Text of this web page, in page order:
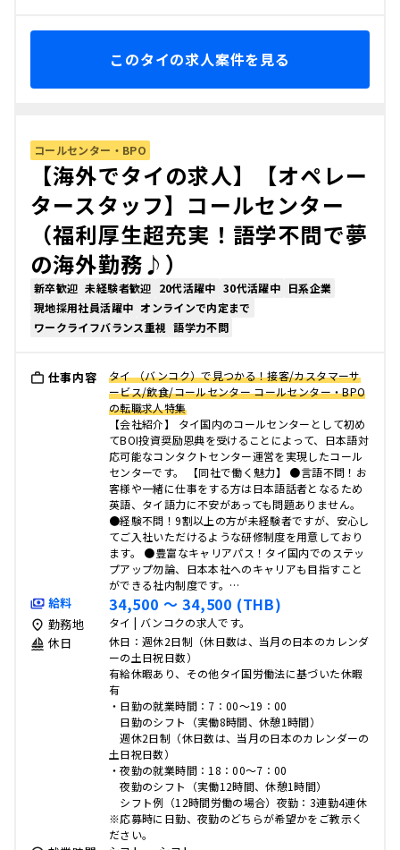
このタイの求人案件を見る
コールセンター・BPO
【海外でタイの求人】【オペレー
タースタッフ】コールセンター
（福利厚生超充実！語学不問で夢
の海外勤務♪）
新卒歓迎 未経験者歓迎 20代活躍中 30代活躍中 日系企業
現地採用社員活躍中 オンラインで内定まで
ワークライフバランス重視 語学力不問
仕事内容
タイ （バンコク）で見つかる！接客/カスタマーサ
ービス/飲食/コールセンター コールセンター・BPO
の転職求人特集
【会社紹介】 タイ国内のコールセンターとして初め
てBOI投資奨励恩典を受けることによって、日本語対
応可能なコンタクトセンター運営を実現したコール
センターです。 【同社で働く魅力】 ●言語不問！お
客様や一緒に仕事をする方は日本語話者となるため
英語、タイ語力に不安があっても問題ありません。
●経験不問！9割以上の方が未経験者ですが、安心し
てご入社いただけるような研修制度を用意しており
ます。 ●豊富なキャリアパス！タイ国内でのステッ
プアップ勿論、日本本社へのキャリアも目指すこと
ができる社内制度です。…
給料 34,500 〜 34,500 (THB)
勤務地 タイ | バンコクの求人です。
休日
休日：週休2日制（休日数は、当月の日本のカレンダ
ーの土日祝日数）
有給休暇あり、その他タイ国労働法に基づいた休暇
有
・日勤の就業時間：7：00～19：00
日勤のシフト（実働8時間、休憩1時間）
週休2日制（休日数は、当月の日本のカレンダーの
土日祝日数）
・夜勤の就業時間：18：00～7：00
夜勤のシフト（実働12時間、休憩1時間）
シフト例（12時間労働の場合）夜勤：3連勤4連休
※応募時に日勤、夜勤のどちらが希望かをご教示く
ださい。